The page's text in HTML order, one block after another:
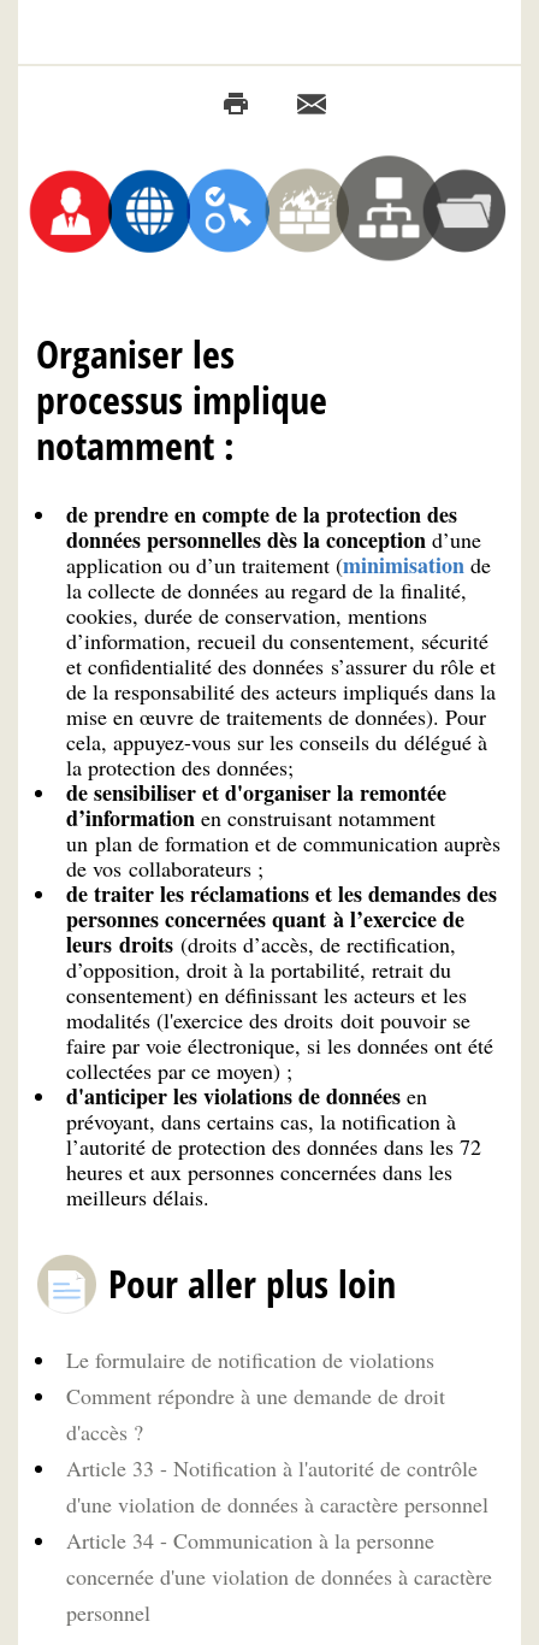
Organiser les
processus implique
notamment :
de prendre en compte de la protection des
données personnelles dès la conception d’une
application ou d’un traitement (minimisation de
la collecte de données au regard de la finalité,
cookies, durée de conservation, mentions
d’information, recueil du consentement, sécurité
et confidentialité des données s’assurer du rôle et
de la responsabilité des acteurs impliqués dans la
mise en œuvre de traitements de données). Pour
cela, appuyez-vous sur les conseils du délégué à
la protection des données;
de sensibiliser et d'organiser la remontée
d’information en construisant notamment
un plan de formation et de communication auprès
de vos collaborateurs ;
de traiter les réclamations et les demandes des
personnes concernées quant à l’exercice de
leurs droits (droits d’accès, de rectification,
d’opposition, droit à la portabilité, retrait du
consentement) en définissant les acteurs et les
modalités (l'exercice des droits doit pouvoir se
faire par voie électronique, si les données ont été
collectées par ce moyen) ;
d'anticiper les violations de données en
prévoyant, dans certains cas, la notification à
l’autorité de protection des données dans les 72
heures et aux personnes concernées dans les
meilleurs délais.
Pour aller plus loin
Le formulaire de notification de violations
Comment répondre à une demande de droit
d'accès ?
Article 33 - Notification à l'autorité de contrôle
d'une violation de données à caractère personnel
Article 34 - Communication à la personne
concernée d'une violation de données à caractère
personnel